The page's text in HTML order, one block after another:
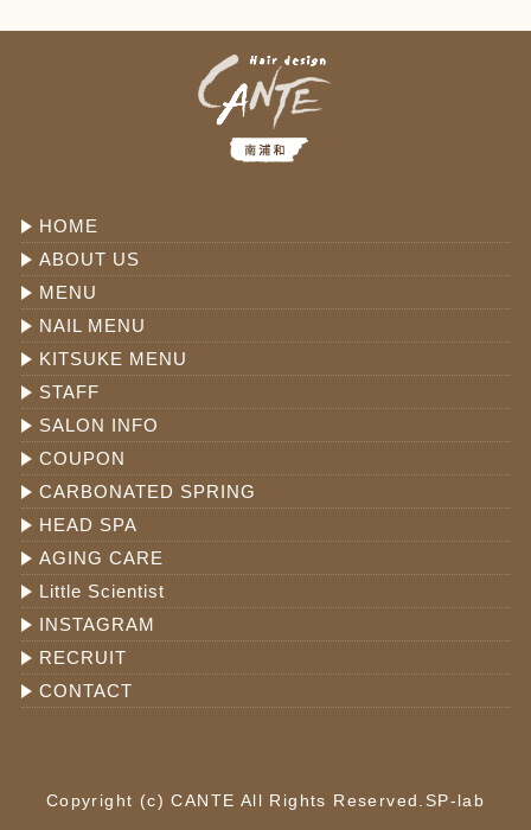
HOME
ABOUT US
MENU
NAIL MENU
KITSUKE MENU
STAFF
SALON INFO
COUPON
CARBONATED SPRING
HEAD SPA
AGING CARE
Little Scientist
INSTAGRAM
RECRUIT
CONTACT
Copyright (c) CANTE All Rights Reserved. SP-lab